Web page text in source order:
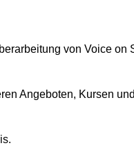
von Voice on
Angeboten, Kursen